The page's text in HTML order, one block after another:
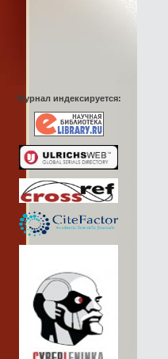
Журнал индексируется: